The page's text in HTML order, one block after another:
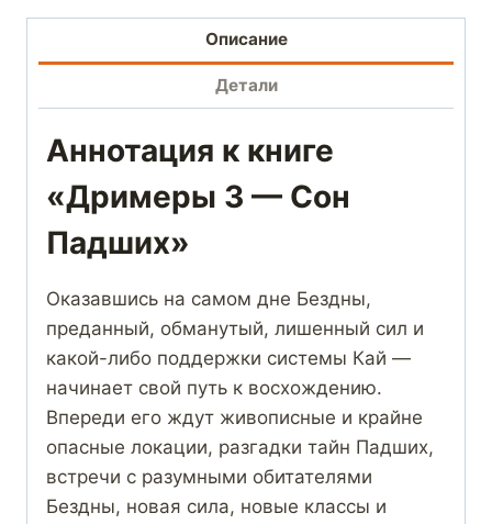
Описание
Детали
Аннотация к книге
«Дримеры 3 — Сон
Падших»
Оказавшись на самом дне Бездны,
преданный, обманутый, лишенный сил и
какой-либо поддержки системы Кай —
начинает свой путь к восхождению.
Впереди его ждут живописные и крайне
опасные локации, разгадки тайн Падших,
встречи с разумными обитателями
Бездны, новая сила, новые классы и